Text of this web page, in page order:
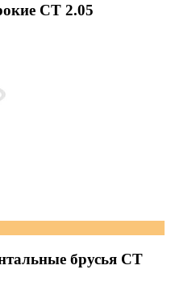
СТ 2.05
брусья СТ